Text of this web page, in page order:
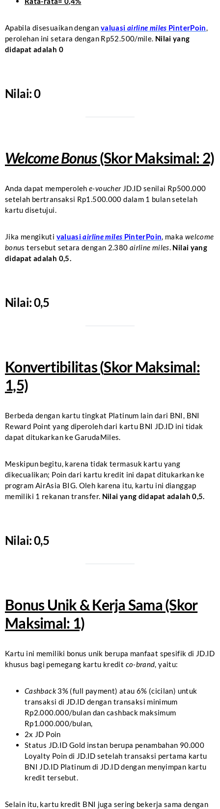
Apabila disesuaikan dengan valuasi airline miles PinterPoin,
perolehan ini setara dengan Rp52.500/mile. Nilai yang
didapat adalah 0
Nilai: 0
Welcome Bonus(Skor Maksimal: 2)
Anda dapat memperolehe-voucherJD.ID senilai Rp500.000
setelah bertransaksi Rp1.500.000 dalam 1 bulan setelah
kartu disetujui.
Jika mengikuti valuasiairline miles PinterPoin, maka welcome
bonus tersebut setara dengan 2.380 airline miles. Nilai yang
didapat adalah 0,5.
Nilai: 0,5
Konvertibilitas (Skor Maksimal:
1,5)
Berbeda dengan kartu tingkat Platinum lain dari BNI, BNI
Reward Point yang diperoleh dari kartu BNI JD.ID ini tidak
dapat ditukarkan ke GarudaMiles.
Meskipun begitu, karena tidak termasuk kartu yang
dikecualikan; Poin dari kartu kredit ini dapat ditukarkan ke
program AirAsia BIG. Oleh karena itu, kartu ini dianggap
memiliki 1 rekanan transfer. Nilai yang didapat adalah 0,5.
Nilai: 0,5
Bonus Unik & Kerja Sama (Skor
Maksimal: 1)
Kartu ini memiliki bonus unik berupa manfaat spesifik di JD.ID
khusus bagi pemegang kartu kredit co-brand, yaitu:
Cashback3% (full payment) atau 6% (cicilan) untuk
transaksi di JD.ID dengan transaksi minimum
Rp2.000.000/bulan dan cashback maksimum
Rp1.000.000/bulan,
2x JD Poin
Status JD.ID Gold instan berupa penambahan 90.000
Loyalty Poin di JD.ID setelah transaksi pertama kartu
BNI JD.ID Platinum di JD.ID dengan menyimpan kartu
kredit tersebut.
Selain itu, kartu kredit BNI juga sering bekerja sama dengan